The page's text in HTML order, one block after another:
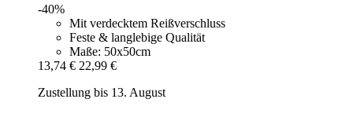
-40%
Mit verdecktem Reißverschluss
Feste & langlebige Qualität
Maße: 50x50cm
13,74 € 22,99 €
Zustellung bis 13. August